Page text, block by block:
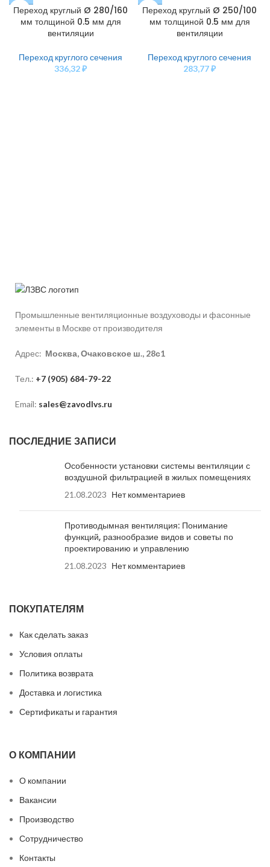
Переход круглый Ø 280/160
мм толщиной 0.5 мм для
вентиляции
Переход круглого сечения
336,32₽
Переход круглый Ø 250/100
мм толщиной 0.5 мм для
вентиляции
Переход круглого сечения
283,77₽
Промышленные вентиляционные воздуховоды и фасонные
элементы в Москве от производителя
Адрес: Москва, Очаковское ш., 28с1
Тел.: +7 (905) 684-79-22
Email: sales@zavodlvs.ru
ПОСЛЕДНИЕ ЗАПИСИ
Особенности установки системы вентиляции с
воздушной фильтрацией в жилых помещениях
21.08.2023 Нет комментариев
Противодымная вентиляция: Понимание
функций, разнообразие видов и советы по
проектированию и управлению
21.08.2023 Нет комментариев
ПОКУПАТЕЛЯМ
Как сделать заказ
Условия оплаты
Политика возврата
Доставка и логистика
Сертификаты и гарантия
О КОМПАНИИ
О компании
Вакансии
Производство
Сотрудничество
Контакты